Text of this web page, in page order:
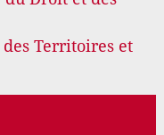
Territoires et